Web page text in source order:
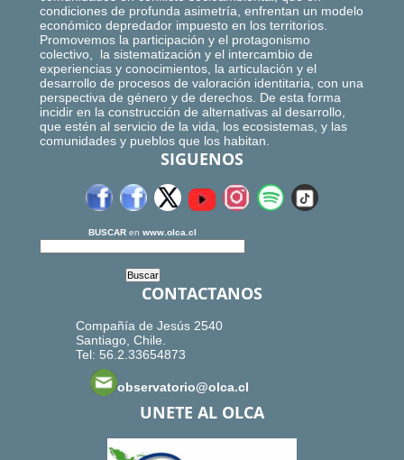
condiciones de profunda asimetría, enfrentan un modelo
económico depredador impuesto en los territorios.
Promovemos la participación y el protagonismo
colectivo, la sistematización y el intercambio de
experiencias y conocimientos, la articulación y el
desarrollo de procesos de valoración identitaria, con una
perspectiva de género y de derechos. De esta forma
incidir en la construcción de alternativas al desarrollo,
que estén al servicio de la vida, los ecosistemas, y las
comunidades y pueblos que los habitan.
SIGUENOS
BUSCAR en www.olca.cl
CONTACTANOS
Compañía de Jesús 2540
Santiago, Chile.
Tel: 56.2.33654873
observatorio@olca.cl
UNETE AL OLCA